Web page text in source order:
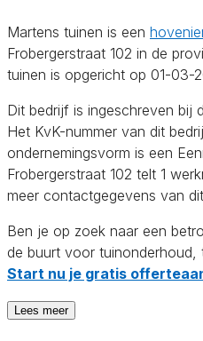
Martens tuinen is een
Frobergerstraat 102 in de
tuinen is opgericht op 01-03-
Dit bedrijf is ingeschreven bij
Het KvK-nummer van dit
ondernemingsvorm is een
Frobergerstraat 102 telt 1
meer contactgegevens van
Ben je op zoek naar een
de buurt voor
Start nu je gratis
Lees meer